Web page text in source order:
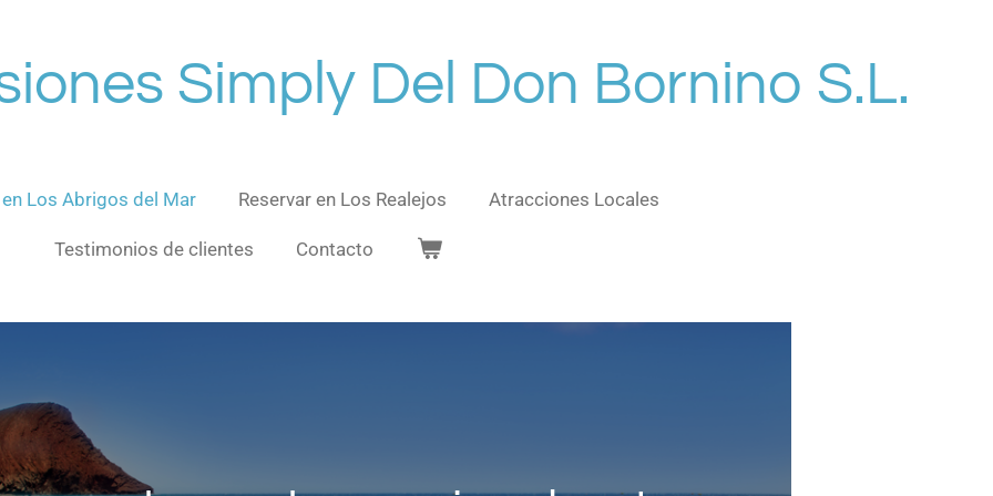
Simply Del Don Bornino S.L.
en Los Abrigos del Mar Reservar en Los Realejos Atracciones Locales
Testimonios de clientes Contacto